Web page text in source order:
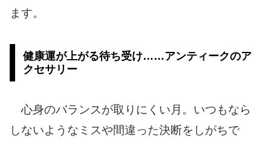
ます。
健康運が上がる待ち受け……アンティークのア
クセサリー
心身のバランスが取りにくい月。いつもなら
しないようなミスや間違った決断をしがちで